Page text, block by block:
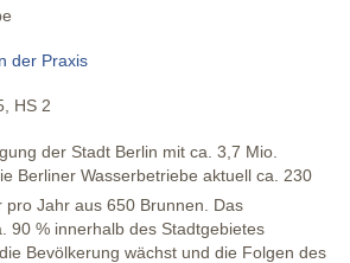
der Praxis
HS 2
der Stadt Berlin mit ca. 3,7 Mio.
Berliner Wasserbetriebe aktuell ca. 230
pro Jahr aus 650 Brunnen. Das
90 % innerhalb des Stadtgebietes
Bevölkerung wächst und die Folgen des